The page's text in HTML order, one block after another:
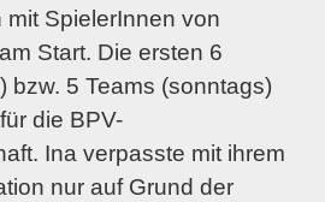
mit SpielerInnen von
Start. Die ersten 6
bzw. 5 Teams (sonntags)
die BPV-
Ina verpasste mit ihrem
nur auf Grund der